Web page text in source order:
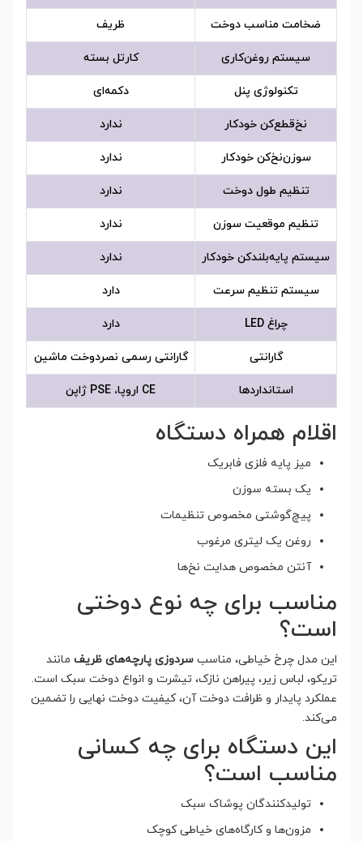
ضخامت مناسب دوخت ظریف
سیستم روغن‌کاری کارتل بسته
تکنولوژی پنل دکمه‌ای
نخ‌قطع‌کن خودکار ندارد
سوزن‌نخ‌کن خودکار ندارد
تنظیم طول دوخت ندارد
تنظیم موقعیت سوزن ندارد
سیستم پایه‌بلندکن خودکار ندارد
سیستم تنظیم سرعت دارد
چراغ LED دارد
گارانتی گارانتی رسمی نصردوخت ماشین
استانداردها CE اروپا، PSE ژاپن
اقلام همراه دستگاه
میز پایه فلزی فابریک
یک بسته سوزن
پیچ‌گوشتی مخصوص تنظیمات
روغن یک لیتری مرغوب
آنتن مخصوص هدایت نخ‌ها
مناسب برای چه نوع دوختی
است؟
این مدل چرخ خیاطی، مناسب سردوزی پارچه‌های ظریف مانند
تریکو، لباس زیر، پیراهن نازک، تیشرت و انواع دوخت سبک است.
عملکرد پایدار و ظرافت دوخت آن، کیفیت دوخت نهایی را تضمین
می‌کند.
این دستگاه برای چه کسانی
مناسب است؟
تولیدکنندگان پوشاک سبک
مزون‌ها و کارگاه‌های خیاطی کوچک